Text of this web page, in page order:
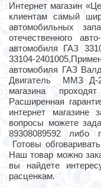
Интернет магазин
клиентам самый
автомобильных
отечественного
автомобиля ГАЗ
33104-
автомобиля ГАЗ
Двигатель ММЗ Д-
магазина
Расширенная
интернет магазине
вопросы можете
89308089592 либо
Готовы
Наш товар можно
вы найдете
расценкам.